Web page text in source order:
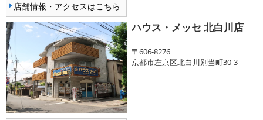
店舗情報・アクセスはこちら
ハウス・メッセ 北白川店
〒606-8276
京都市左京区北白川別当町30-3